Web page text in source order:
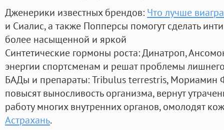
Дженерики известных брендов: Что лучше
и Сиалис, а также Попперсы помогут сделать
более насыщенной и яркой
Синтетические гормоны роста: Динатроп,
энергии спортсменам и решат проблемы
БАДы и препараты:Tribulus terrestris, Мориамин
повысят выносливость организма, вернут
работу многих внутренних органов, омолодят
Астрахань.